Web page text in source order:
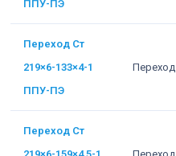
ППУ-ПЭ
Переход Ст
219×6-133×4-1
ППУ-ПЭ
Переход
Переход Ст